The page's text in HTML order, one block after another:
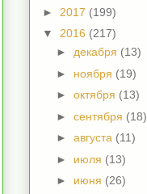
► 2017 (199)
▼ 2016 (217)
► декабря (13)
► ноября (19)
► октября (13)
► сентября (18)
► августа (11)
► июля (13)
► июня (26)